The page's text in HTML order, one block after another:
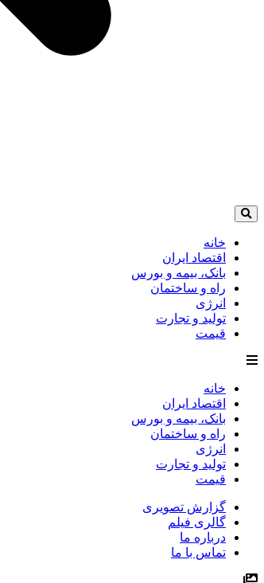
خانه
اقتصاد ایران
بانک، بیمه و بورس
راه و ساختمان
انرژی
تولید و تجارت
قیمت
خانه
اقتصاد ایران
بانک، بیمه و بورس
راه و ساختمان
انرژی
تولید و تجارت
قیمت
گزارش تصویری
گالری فیلم
درباره ما
تماس با ما